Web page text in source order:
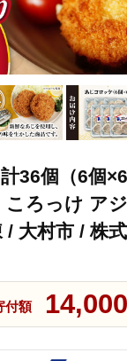
36個（6個
ころっけ ア
/ 大村市 / 株
付額